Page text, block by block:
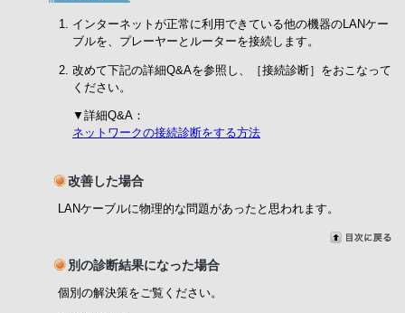
インターネットが正常に利用できている他の機器のLANケー
ブルを、プレーヤーとルーターを接続します。
改めて下記の詳細Q&Aを参照し、［接続診断］をおこなって
ください。
▼詳細Q&A：
ネットワークの接続診断をする方法
改善した場合
LANケーブルに物理的な問題があったと思われます。
別の診断結果になった場合
個別の解決策をご覧ください。